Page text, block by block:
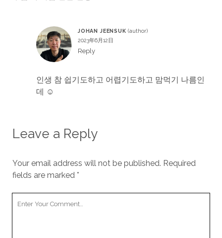
JOHAN JEENSUK
2023年6月12日
Reply
인생 참 쉽기도하고 어렵기도하고 맘먹기 나름인
데 ☺
Leave a Reply
Your email address will not be published. Required
fields are marked *